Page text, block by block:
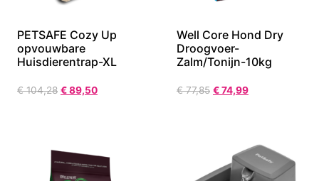
PETSAFE Cozy Up
opvouwbare
Huisdierentrap-XL
€104,28 €89,50
Well Core Hond Dry
Droogvoer-
Zalm/Tonijn-10kg
€77,85 €74,99